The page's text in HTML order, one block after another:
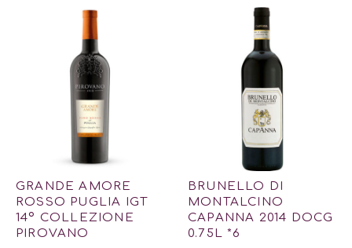
GRANDE AMORE
ROSSO PUGLIA IGT
14º COLLEZIONE
PIROVANO
BRUNELLO DI
MONTALCINO
CAPANNA 2014 DOCG
0.75L *6